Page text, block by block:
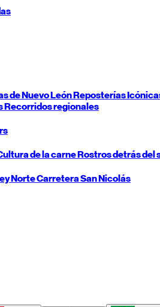
deNuevo LeónReposterías
Recorridos regionales
de la carneRostros detrás del
NorteCarreteraSan Nicolás